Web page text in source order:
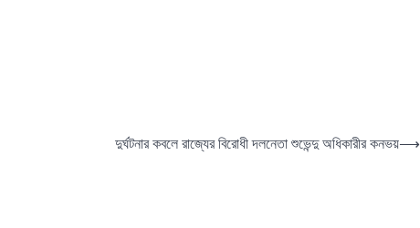
দুর্ঘটনার কবলে রাজ্যের বিরোধী দলনেতা শুভেন্দু অধিকারীর কনভয়⟶